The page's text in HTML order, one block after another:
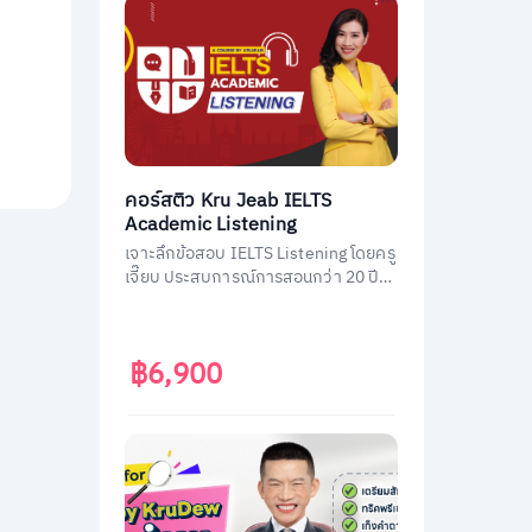
คอร์สติว Kru Jeab IELTS
Academic Listening
เจาะลึกข้อสอบ IELTS Listening โดยครู
เจี๊ยบ ประสบการณ์การสอนกว่า 20 ปี
฿6,900